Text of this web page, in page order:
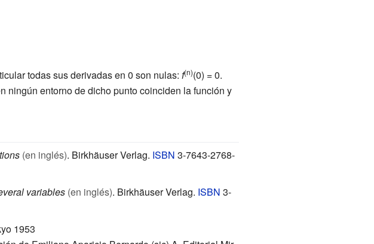
todas sus derivadas en 0 son nulas: f(n)(0) = 0.
ningún entorno de dicho punto coinciden la función y
(en inglés). Birkhäuser Verlag. ISBN 3-7643-2768-
variables (en inglés). Birkhäuser Verlag. ISBN 3-
1953